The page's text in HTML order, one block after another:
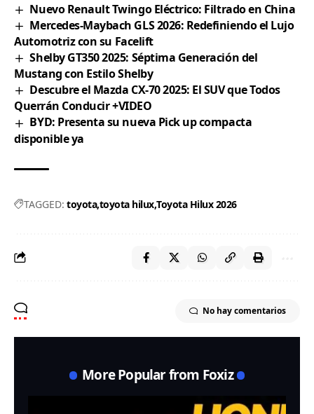
Nuevo Renault Twingo Eléctrico: Filtrado en China
Mercedes-Maybach GLS 2026: Redefiniendo el Lujo
Automotriz con su Facelift
Shelby GT350 2025: Séptima Generación del
Mustang con Estilo Shelby
Descubre el Mazda CX-70 2025: El SUV que Todos
Querrán Conducir +VIDEO
BYD: Presenta su nueva Pick up compacta
disponible ya
TAGGED: toyota toyota hiluxToyota Hilux 2026
No hay comentarios
More Popular from Foxiz